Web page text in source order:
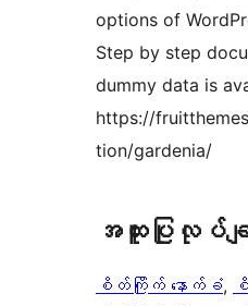
options of
Step by step
dummy data is
https://
tion/gardenia/
အ​ထူး​ပြု​လုပ်​ချ
စိတ်ကြိုက် နောက်ခံ,